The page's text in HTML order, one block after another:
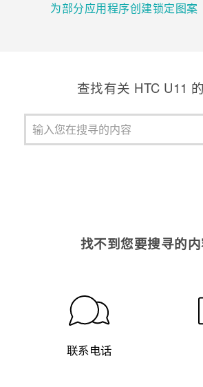
为部分应用程序创建锁定图案
查找有关 HTC U11
找不到您要搜寻的内
联系电话